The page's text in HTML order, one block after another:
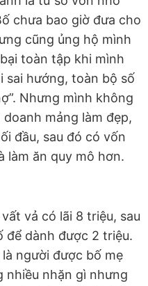
chưa bao giờ đưa cho
cũng ủng hộ mình
toàn tập khi mình
sai hướng, toàn bộ số
Nhưng mình không
mảng làm đẹp,
đầu, sau đó có vốn
làm ăn quy mô hơn.
vả có lãi 8 triệu, sau
để dành được 2 triệu.
người được bố mẹ
nhiều nhặn gì nhưng